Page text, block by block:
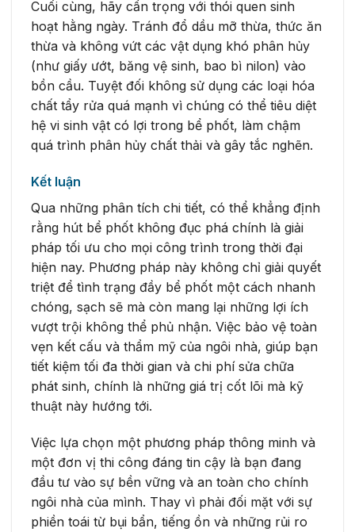
Cuối cùng, hãy cẩn trọng với thói quen sinh
hoạt hằng ngày. Tránh đổ dầu mỡ thừa, thức ăn
thừa và không vứt các vật dụng khó phân hủy
(như giấy ướt, băng vệ sinh, bao bì nilon) vào
bồn cầu. Tuyệt đối không sử dụng các loại hóa
chất tẩy rửa quá mạnh vì chúng có thể tiêu diệt
hệ vi sinh vật có lợi trong bể phốt, làm chậm
quá trình phân hủy chất thải và gây tắc nghẽn.
Kết luận
Qua những phân tích chi tiết, có thể khẳng định
rằng hút bể phốt không đục phá chính là giải
pháp tối ưu cho mọi công trình trong thời đại
hiện nay. Phương pháp này không chỉ giải quyết
triệt để tình trạng đầy bể phốt một cách nhanh
chóng, sạch sẽ mà còn mang lại những lợi ích
vượt trội không thể phủ nhận. Việc bảo vệ toàn
vẹn kết cấu và thẩm mỹ của ngôi nhà, giúp bạn
tiết kiệm tối đa thời gian và chi phí sửa chữa
phát sinh, chính là những giá trị cốt lõi mà kỹ
thuật này hướng tới.
Việc lựa chọn một phương pháp thông minh và
một đơn vị thi công đáng tin cậy là bạn đang
đầu tư vào sự bền vững và an toàn cho chính
ngôi nhà của mình. Thay vì phải đối mặt với sự
phiền toái từ bụi bẩn, tiếng ồn và những rủi ro